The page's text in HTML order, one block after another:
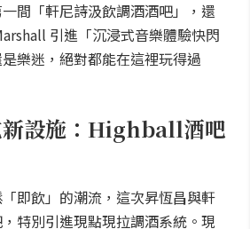
間「軒尼詩汲飲調酒酒吧」，還
引進「沉浸式音樂體驗快閃
樂迷，絕對都能在這裡玩得過
新設施：Highball酒吧
即飲」的潮流，這次昇恆昌與軒
特別引進現點現拉調酒系統。現